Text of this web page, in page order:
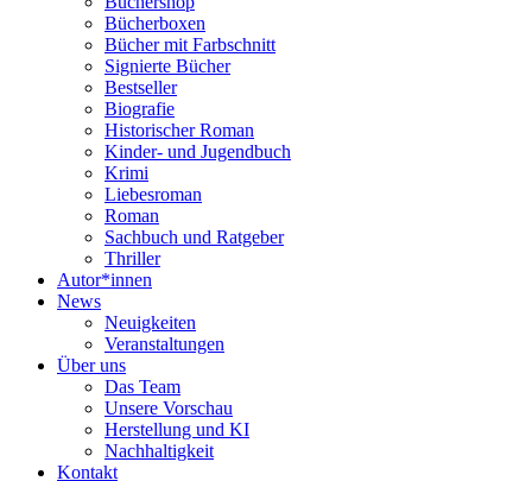
Bücherboxen
Bücher mit Farbschnitt
Signierte Bücher
Bestseller
Biografie
Historischer Roman
Kinder- und Jugendbuch
Krimi
Liebesroman
Roman
Sachbuch und Ratgeber
Thriller
Autor*innen
News
Neuigkeiten
Veranstaltungen
Über uns
Das Team
Unsere Vorschau
Herstellung und KI
Nachhaltigkeit
Kontakt